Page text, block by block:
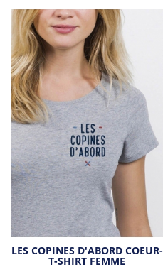
de la marque
LES COPINES D'ABORD COEUR-
T-SHIRT FEMME